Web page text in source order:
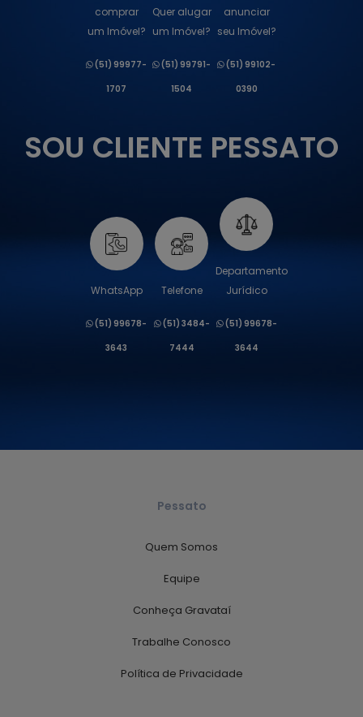
comprar
um Imóvel?
(51) 99977-
1707
Quer alugar
um Imóvel?
(51) 99791-
1504
anunciar
seu Imóvel?
(51) 99102-
0390
SOU CLIENTE PESSATO
WhatsApp
(51) 99678-
3643
Telefone
(51) 3484-
7444
Departamento
Jurídico
(51) 99678-
3644
Pessato
Quem Somos
Equipe
Conheça Gravataí
Trabalhe Conosco
Política de Privacidade